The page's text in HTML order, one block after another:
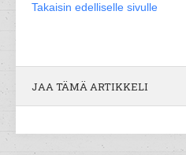
Takaisin edelliselle sivulle
JAA TÄMÄ ARTIKKELI